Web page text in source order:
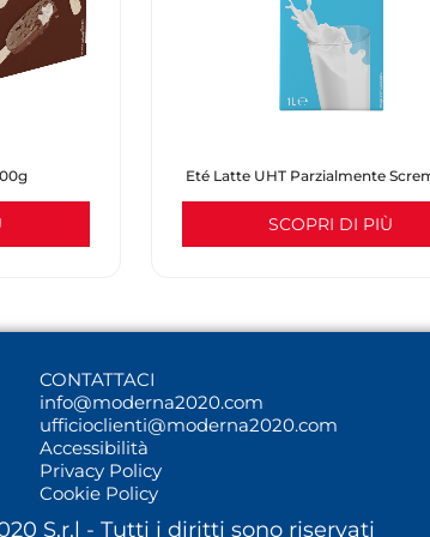
Eté Latte UHT Parzialmente
SCOPRI DI PIÙ
CONTATTACI
info@moderna2020.com
ufficioclienti@moderna2020.com
Accessibilità
Privacy Policy
Cookie Policy
S.r.l - Tutti i diritti sono riservati